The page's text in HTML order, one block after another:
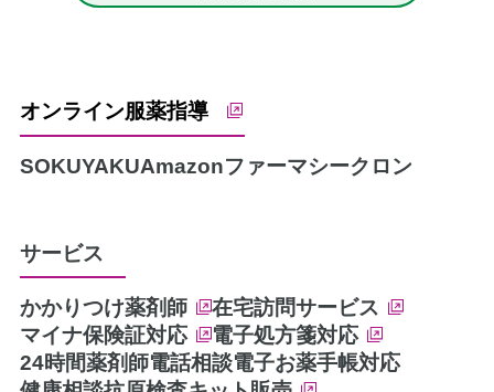
オンライン服薬指導
SOKUYAKUAmazonファーマシークロン
サービス
かかりつけ薬剤師
在宅訪問サービス
マイナ保険証対応
電子処方箋対応
24時間薬剤師電話相談電子お薬手帳対応